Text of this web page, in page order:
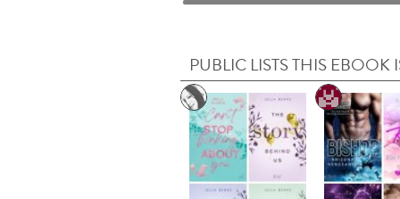
PUBLIC LISTS THIS EBOOK